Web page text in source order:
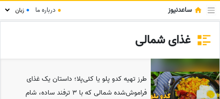
ساعدنیوز ● درباره ما ●
غذای شمالی
طرز تهیه کدو پلو یا کئی‌پلا؛ داستان یک غذای
فراموش‌شده شمالی که با 3 ترفند ساده، شام